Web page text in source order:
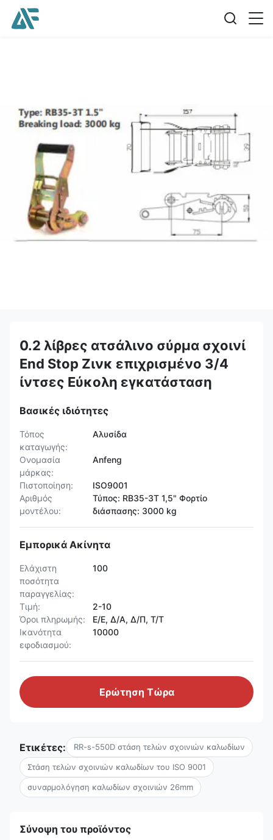
0.2 λίβρες ατσάλινο σύρμα σχοινί
End Stop Ζινκ επιχρισμένο 3/4
ίντσες Εύκολη εγκατάσταση
Βασικές ιδιότητες
Τόπος
καταγωγής:
Αλυσίδα
Ονομασία
μάρκας:
Anfeng
Πιστοποίηση:
ISO9001
Αριθμός
μοντέλου:
Τύπος: RB35-3T 1,5" Φορτίο
διάσπασης: 3000 kg
Εμπορικά Ακίνητα
Ελάχιστη
ποσότητα
παραγγελίας:
100
Τιμή:
2-10
Όροι πληρωμής:
Ε/Ε, Δ/Α, Δ/Π, Τ/Τ
Ικανότητα
εφοδιασμού:
10000
Ερώτηση Τώρα
Ετικέτες: RR-s-550D στάση τελών σχοινιών καλωδίων
Στάση τελών σχοινιών καλωδίων του ISO 9001
συναρμολόγηση καλωδίων σχοινιών 26mm
Σύνοψη του προϊόντος